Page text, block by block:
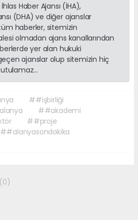
Haber Ajansı (İHA),
(DHA) ve diğer ajanslar
haberler, sitemizin
olmadan ajans kanallarından
yer alan hukuki
ajanslar olup sitemizin hiç
##işbirliği
##akademi
##proje
##alanyasondakika
(0)